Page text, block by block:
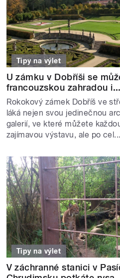
Tipy na výlet
U zámku v Dobříši se
francouzskou zahradou i...
Rokokový zámek Dobříš ve
láká nejen svou jedinečnou
galerií, ve které můžete
zajímavou výstavu, ale po cel...
Tipy na výlet
V záchranné stanici v